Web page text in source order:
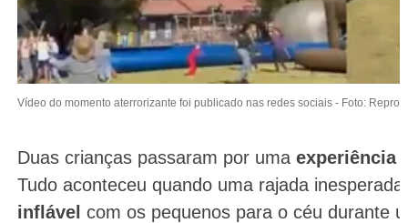
Vídeo do momento aterrorizante foi publicado nas redes sociais - Foto:
Duas crianças passaram por uma experiência
Tudo aconteceu quando uma rajada
inflável com os pequenos para o céu durante